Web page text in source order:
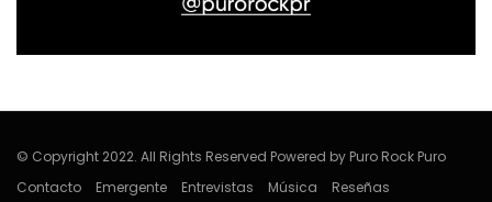
© Copyright 2022. All Rights Reserved Powered by Puro Rock Puro
Contacto
Emergente Entrevistas Música Reseñas